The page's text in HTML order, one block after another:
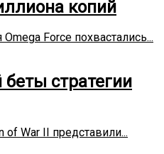
копий
Force похвастались...
стратегии
of War II представили...